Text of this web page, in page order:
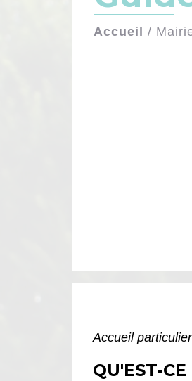
Accueil /
Accueil
QU'EST-